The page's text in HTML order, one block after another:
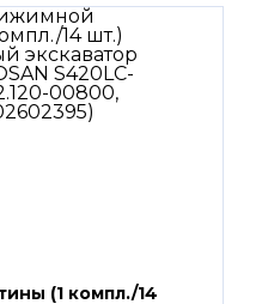
(1 компл./14